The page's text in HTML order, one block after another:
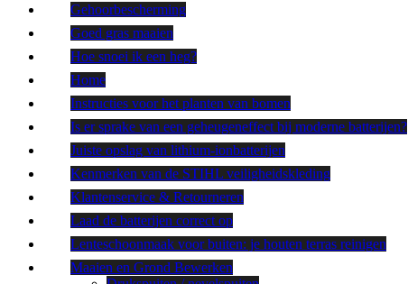
Gehoorbescherming
Goed gras maaien
Hoe snoei ik een heg?
Home
Instructies voor het planten van bomen
Is er sprake van een geheugeneffect bij moderne batterijen?
Juiste opslag van lithium-ionbatterijen
Kenmerken van de STIHL veiligheidskleding
Klantenservice & Retourneren
Laad de batterijen correct op
Lenteschoonmaak voor buiten: je houten terras reinigen
Maaien en Grond Bewerken